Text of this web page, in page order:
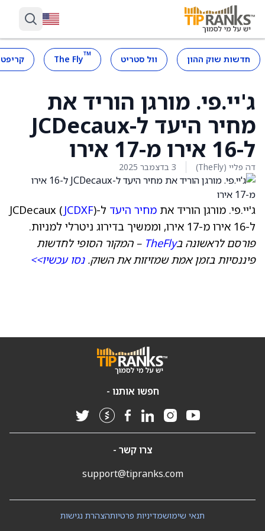
חדשות שוק ההון וול סטריט ™
The Fly
ג'יי.פי. מורגן הוריד את
מחיר היעד ל-JCDecaux
ל-16 אירו מ-17 אירו
דה פליי (TheFly) 3 בדצמבר 2025
ג'יי.פי. מורגן הוריד את מחיר היעד ל-JCDecaux ( JCDXF)
ל-16 אירו מ-17 אירו, וממשיך בדירוג ניטרלי למניות.
פורסם לראשונה בTheFly – המקור הסופי לחדשות
פיננסיות בזמן אמת שמזיזות את השוק.נסו עכשיו>>
חפשו אותנו -
צרו קשר -
support@tipranks.com
הצהרת נגישותמדיניות פרטיותתנאי שימוש